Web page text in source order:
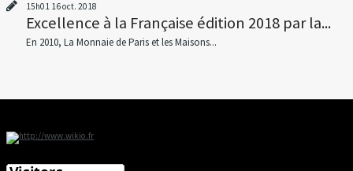
15h01 16oct. 2018
Excellence à la Française édition 2018 par la...
En 2010, La Monnaie de Paris et les Maisons...